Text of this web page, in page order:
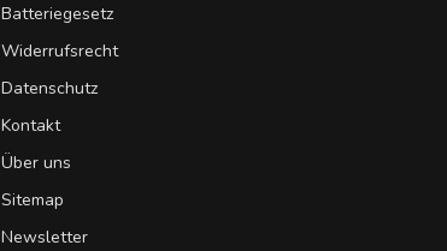
Batteriegesetz
Widerrufsrecht
Datenschutz
Kontakt
Über uns
Sitemap
Newsletter